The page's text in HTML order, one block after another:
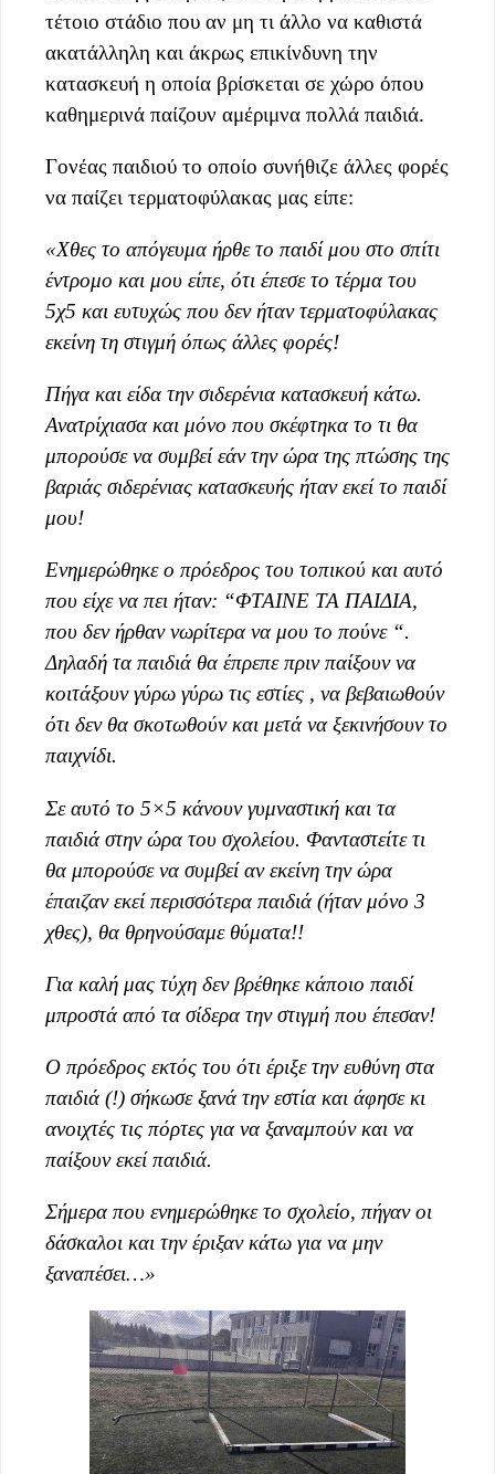
τέτοιο στάδιο που αν μη τι άλλο να καθιστά
ακατάλληλη και άκρως επικίνδυνη την
κατασκευή η οποία βρίσκεται σε χώρο όπου
καθημερινά παίζουν αμέριμνα πολλά παιδιά.
Γονέας παιδιού το οποίο συνήθιζε άλλες φορές
να παίζει τερματοφύλακας μας είπε:
«Χθες το απόγευμα ήρθε το παιδί μου στο σπίτι
έντρομο και μου είπε, ότι έπεσε το τέρμα του
5χ5 και ευτυχώς που δεν ήταν τερματοφύλακας
εκείνη τη στιγμή όπως άλλες φορές!
Πήγα και είδα την σιδερένια κατασκευή κάτω.
Ανατρίχιασα και μόνο που σκέφτηκα το τι θα
μπορούσε να συμβεί εάν την ώρα της πτώσης της
βαριάς σιδερένιας κατασκευής ήταν εκεί το παιδί
μου!
Ενημερώθηκε ο πρόεδρος του τοπικού και αυτό
που είχε να πει ήταν: “ΦΤΑΙΝΕ ΤΑ ΠΑΙΔΙΑ,
που δεν ήρθαν νωρίτερα να μου το πούνε “.
Δηλαδή τα παιδιά θα έπρεπε πριν παίξουν να
κοιτάξουν γύρω γύρω τις εστίες , να βεβαιωθούν
ότι δεν θα σκοτωθούν και μετά να ξεκινήσουν το
παιχνίδι.
Σε αυτό το 5×5 κάνουν γυμναστική και τα
παιδιά στην ώρα του σχολείου. Φανταστείτε τι
θα μπορούσε να συμβεί αν εκείνη την ώρα
έπαιζαν εκεί περισσότερα παιδιά (ήταν μόνο 3
χθες), θα θρηνούσαμε θύματα!!
Για καλή μας τύχη δεν βρέθηκε κάποιο παιδί
μπροστά από τα σίδερα την στιγμή που έπεσαν!
Ο πρόεδρος εκτός του ότι έριξε την ευθύνη στα
παιδιά (!) σήκωσε ξανά την εστία και άφησε κι
ανοιχτές τις πόρτες για να ξαναμπούν και να
παίξουν εκεί παιδιά.
Σήμερα που ενημερώθηκε το σχολείο, πήγαν οι
δάσκαλοι και την έριξαν κάτω για να μην
ξαναπέσει…»